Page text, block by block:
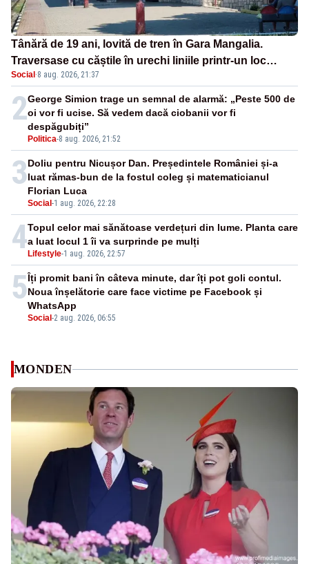
Tânără de 19 ani, lovită de tren în Gara Mangalia.
Traversase cu căștile în urechi liniile printr-un loc
nepermis
Social ·8 aug. 2026, 21:37
2
Politica-8 aug. 2026, 21:52
George Simion trage un semnal de alarmă: „Peste 500 de
oi vor fi ucise. Să vedem dacă ciobanii vor fi
despăgubiți”
3
Social -1 aug. 2026, 22:28
Doliu pentru Nicușor Dan. Președintele României și-a
luat rămas-bun de la fostul coleg și matematicianul
Florian Luca
4 Lifestyle-1 aug. 2026, 22:57
Topul celor mai sănătoase verdețuri din lume. Planta care
a luat locul 1 îi va surprinde pe mulți
5
Social -2 aug. 2026, 06:55
Îți promit bani în câteva minute, dar îți pot goli contul.
Noua înșelătorie care face victime pe Facebook și
WhatsApp
MONDEN